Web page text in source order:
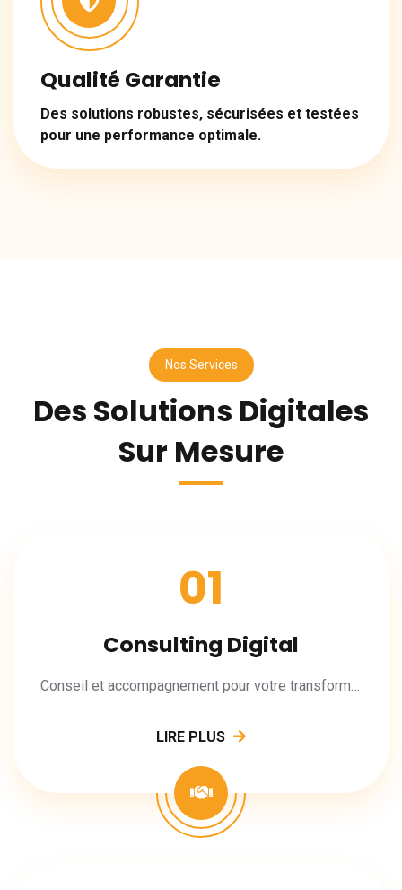
Qualité Garantie
Des solutions robustes, sécurisées et testées
pour une performance optimale.
Nos Services
Des Solutions Digitales
Sur Mesure
01
Consulting Digital
Conseil et accompagnement pour votre transformation digitale.
LIRE PLUS